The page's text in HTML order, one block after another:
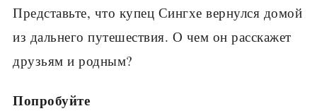
Представьте, что купец Сингхе вернулся домой
из дальнего путешествия. О чем он расскажет
дру­зьям и родным?
Попробуйте